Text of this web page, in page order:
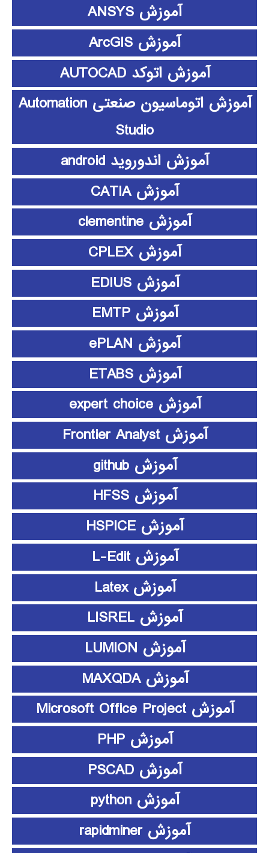
آموزش ANSYS
آموزش ArcGIS
آموزش اتوکد AUTOCAD
آموزش اتوماسیون صنعتی Automation
Studio
آموزش اندوروید android
آموزش CATIA
آموزش clementine
آموزش CPLEX
آموزش EDIUS
آموزش EMTP
آموزش ePLAN
آموزش ETABS
آموزش expert choice
آموزش Frontier Analyst
آموزش github
آموزش HFSS
آموزش HSPICE
آموزش L-Edit
آموزش Latex
آموزش LISREL
آموزش LUMION
آموزش MAXQDA
آموزش Microsoft Office Project
آموزش PHP
آموزش PSCAD
آموزش python
آموزش rapidminer